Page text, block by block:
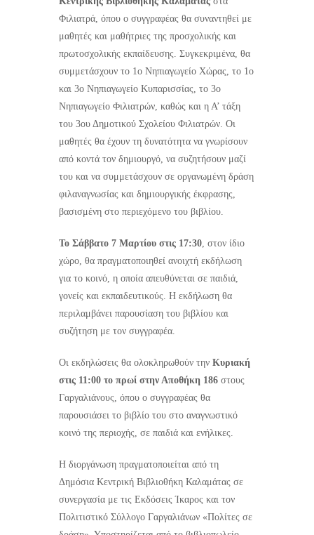
Φιλιατρά, όπου ο συγγραφέας θα συναντηθεί με
μαθητές και μαθήτριες της προσχολικής και
πρωτοσχολικής εκπαίδευσης. Συγκεκριμένα, θα
συμμετάσχουν το 1ο Νηπιαγωγείο Χώρας, το 1ο
και 3ο Νηπιαγωγείο Κυπαρισσίας, το 3ο
Νηπιαγωγείο Φιλιατρών, καθώς και η Α’ τάξη
του 3ου Δημοτικού Σχολείου Φιλιατρών. Οι
μαθητές θα έχουν τη δυνατότητα να γνωρίσουν
από κοντά τον δημιουργό, να συζητήσουν μαζί
του και να συμμετάσχουν σε οργανωμένη δράση
φιλαναγνωσίας και δημιουργικής έκφρασης,
βασισμένη στο περιεχόμενο του βιβλίου.
Το Σάββατο 7 Μαρτίου στις 17:30 , στον ίδιο
χώρο, θα πραγματοποιηθεί ανοιχτή εκδήλωση
για το κοινό, η οποία απευθύνεται σε παιδιά,
γονείς και εκπαιδευτικούς. Η εκδήλωση θα
περιλαμβάνει παρουσίαση του βιβλίου και
συζήτηση με τον συγγραφέα.
Οι εκδηλώσεις θα ολοκληρωθούν την Κυριακή
στις 11:00 το πρωί στην Αποθήκη 186 στους
Γαργαλιάνους, όπου ο συγγραφέας θα
παρουσιάσει το βιβλίο του στο αναγνωστικό
κοινό της περιοχής, σε παιδιά και ενήλικες.
Η διοργάνωση πραγματοποιείται από τη
Δημόσια Κεντρική Βιβλιοθήκη Καλαμάτας σε
συνεργασία με τις Εκδόσεις Ίκαρος και τον
Πολιτιστικό Σύλλογο Γαργαλιάνων «Πολίτες σε